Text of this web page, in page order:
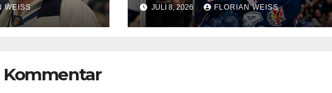
WEISS JULI 8, 2026 FLORIAN WEISS
Kommentar